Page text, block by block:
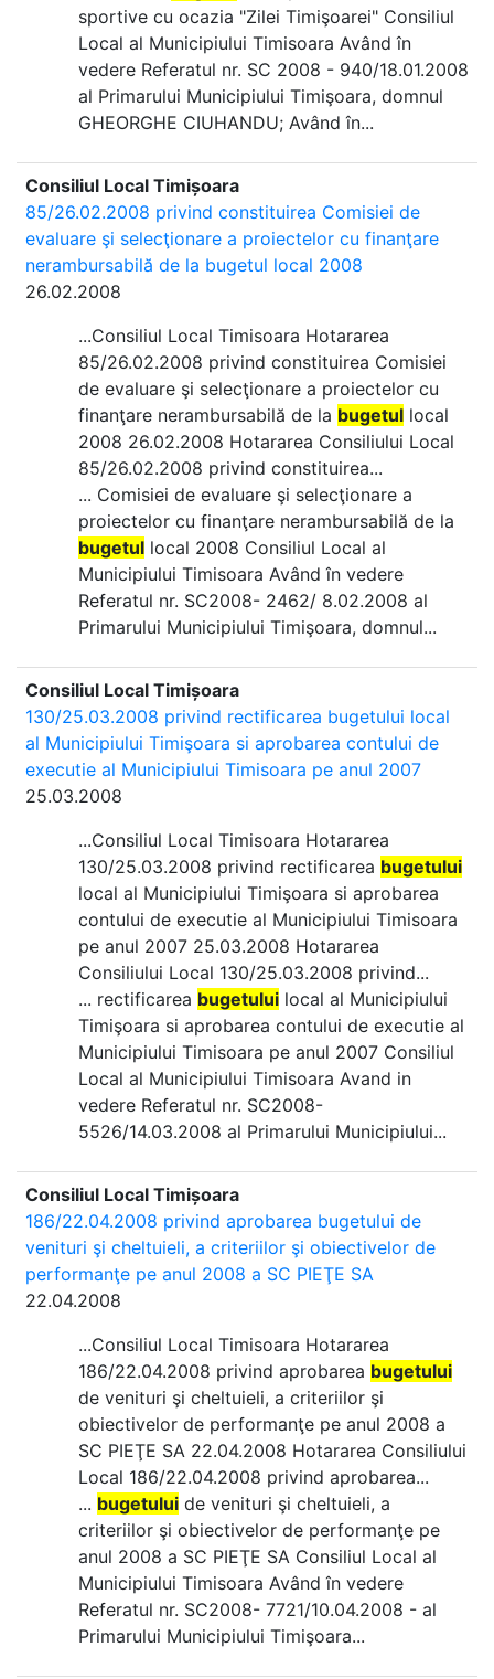
sportive cu ocazia "Zilei Timişoarei" Consiliul
Local al Municipiului Timisoara Având în
vedere Referatul nr. SC 2008 - 940/18.01.2008
al Primarului Municipiului Timişoara, domnul
GHEORGHE CIUHANDU; Având în...
Consiliul Local Timișoara
85/26.02.2008 privind constituirea Comisiei de
evaluare şi selecţionare a proiectelor cu finanţare
nerambursabilă de la bugetul local 2008
26.02.2008
...Consiliul Local Timisoara Hotararea
85/26.02.2008 privind constituirea Comisiei
de evaluare şi selecţionare a proiectelor cu
finanţare nerambursabilă de la bugetul local
2008 26.02.2008 Hotararea Consiliului Local
85/26.02.2008 privind constituirea...
... Comisiei de evaluare şi selecţionare a
proiectelor cu finanţare nerambursabilă de la
bugetul local 2008 Consiliul Local al
Municipiului Timisoara Având în vedere
Referatul nr. SC2008- 2462/ 8.02.2008 al
Primarului Municipiului Timişoara, domnul...
Consiliul Local Timișoara
130/25.03.2008 privind rectificarea bugetului local
al Municipiului Timişoara si aprobarea contului de
executie al Municipiului Timisoara pe anul 2007
25.03.2008
...Consiliul Local Timisoara Hotararea
130/25.03.2008 privind rectificarea bugetului
local al Municipiului Timişoara si aprobarea
contului de executie al Municipiului Timisoara
pe anul 2007 25.03.2008 Hotararea
Consiliului Local 130/25.03.2008 privind...
... rectificarea bugetului local al Municipiului
Timişoara si aprobarea contului de executie al
Municipiului Timisoara pe anul 2007 Consiliul
Local al Municipiului Timisoara Avand in
vedere Referatul nr. SC2008-
5526/14.03.2008 al Primarului Municipiului...
Consiliul Local Timișoara
186/22.04.2008 privind aprobarea bugetului de
venituri şi cheltuieli, a criteriilor şi obiectivelor de
performanţe pe anul 2008 a SC PIEŢE SA
22.04.2008
...Consiliul Local Timisoara Hotararea
186/22.04.2008 privind aprobarea bugetului
de venituri şi cheltuieli, a criteriilor şi
obiectivelor de performanţe pe anul 2008 a
SC PIEŢE SA 22.04.2008 Hotararea Consiliului
Local 186/22.04.2008 privind aprobarea...
... bugetului de venituri şi cheltuieli, a
criteriilor şi obiectivelor de performanţe pe
anul 2008 a SC PIEŢE SA Consiliul Local al
Municipiului Timisoara Având în vedere
Referatul nr. SC2008- 7721/10.04.2008 - al
Primarului Municipiului Timişoara...